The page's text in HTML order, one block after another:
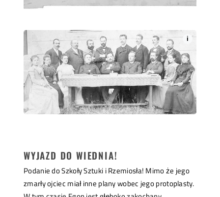
i
WYJAZD DO WIEDNIA!
Podanie do Szkoły Sztuki i Rzemiosła! Mimo że jego
zmarły ojciec miał inne plany wobec jego protoplasty.